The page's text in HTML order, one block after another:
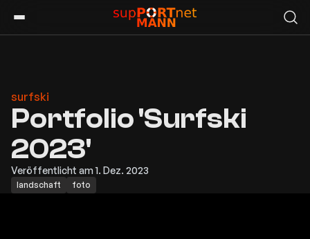
surfski
Portfolio 'Surfski
2023'
Veröffentlicht am 1. Dez. 2023
landschaft foto